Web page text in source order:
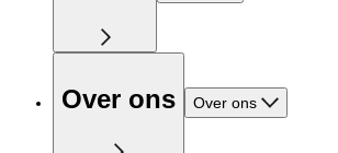
Over ons Over ons